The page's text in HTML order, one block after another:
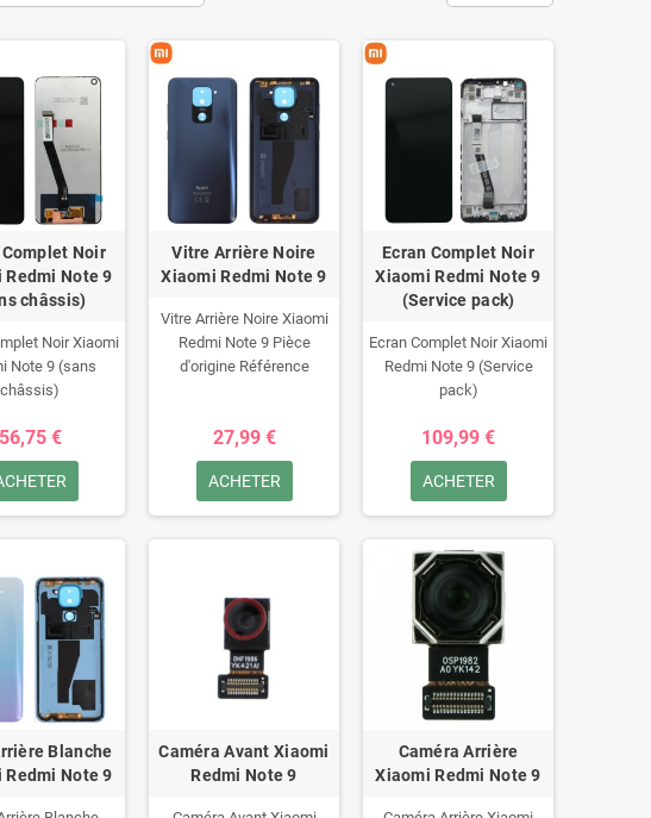
Complet Noir
Redmi Note 9
châssis)
Noir Xiaomi
Note 9 (sans
châssis)
56,75 €
Vitre Arrière Noire
Xiaomi Redmi Note 9
Vitre Arrière Noire Xiaomi
Redmi Note 9Pièce
d'origineRéférence
27,99 €
ACHETER
Ecran Complet Noir
Xiaomi Redmi Note 9
(Service pack)
Ecran Complet Noir Xiaomi
Redmi Note 9 (Service
pack)
109,99 €
ACHETER
Blanche
Redmi Note 9
Caméra Avant Xiaomi
Redmi Note 9
Caméra Arrière
Xiaomi Redmi Note 9